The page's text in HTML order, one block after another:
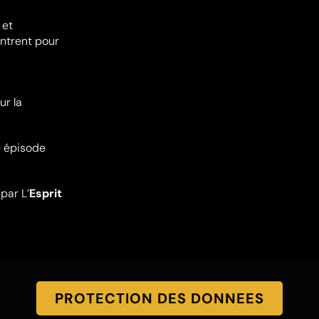
et
pour
la
épisode
L’Esprit
PROTECTION DES DONNEES